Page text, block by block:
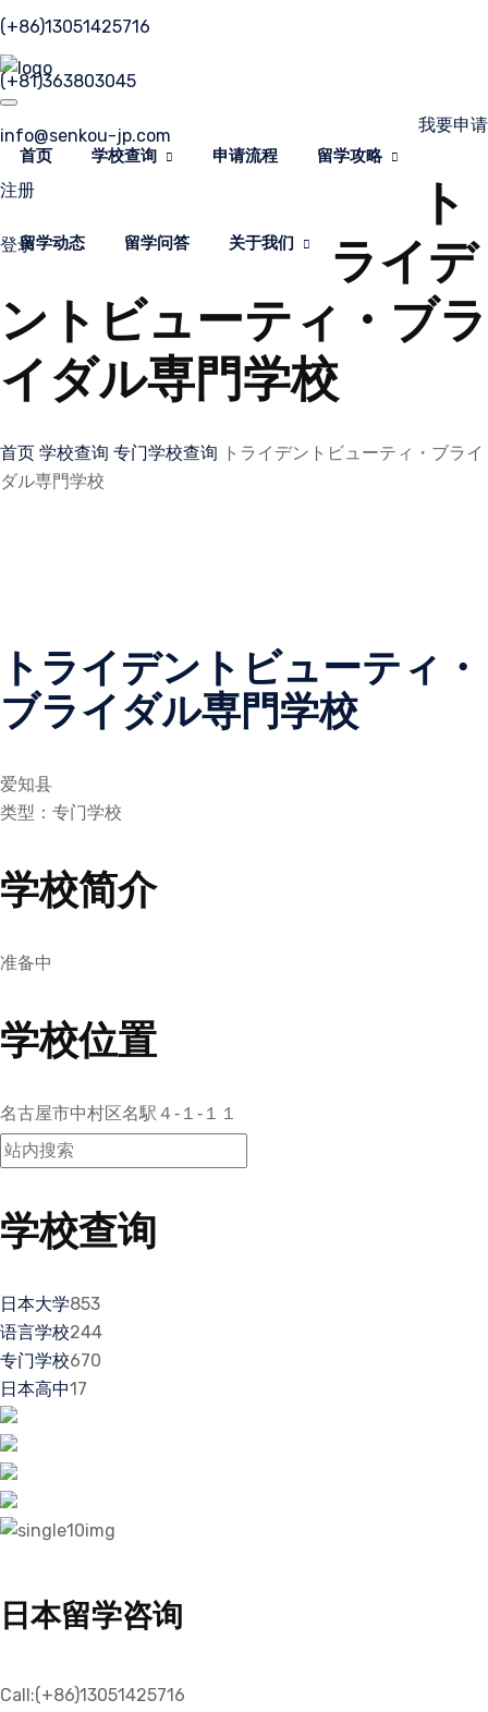
(+86)13051425716
(+81)363803045
info@senkou-jp.com
注册
登录
首页 学校查询 申请流程 留学攻略
留学动态 留学问答 关于我们
我要申请
ト
ライデ
ントビューティ・ブラ
イダル専門学校
首页 学校查询 专门学校查询 トライデントビューティ・ブライ
ダル専門学校
トライデントビューティ・
ブライダル専門学校
爱知县
类型：专门学校
学校简介
准备中
学校位置
名古屋市中村区名駅４‐１‐１１
学校查询
日本大学853
语言学校244
专门学校670
日本高中17
日本留学咨询
Call:(+86)13051425716